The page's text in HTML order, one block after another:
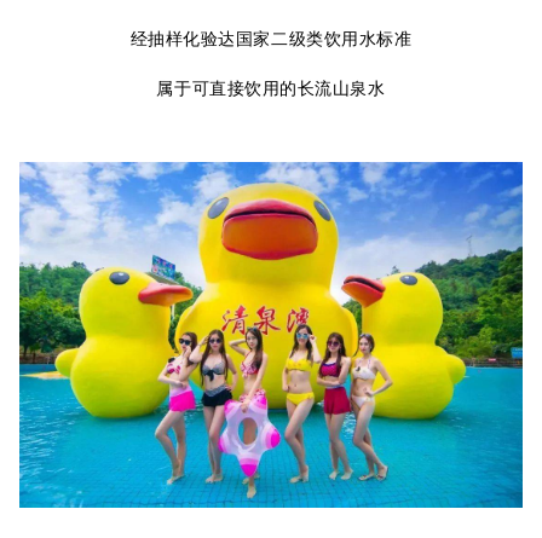
经抽样化验达国家二级类饮用水标准
属于可直接饮用的长流山泉水